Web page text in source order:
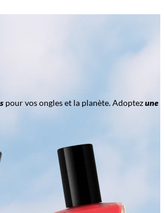
pour vos ongles et la planète. Adoptezune